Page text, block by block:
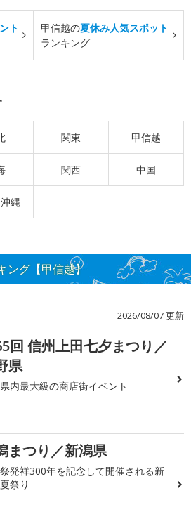
ト
甲信越の夏休み人気スポット
ランキング
関東 甲信越
関西 中国
縄
ング【甲信越】
2026/08/07 更新
回 信州上田七夕まつり／
県
内最大級の商店街イベント
まつり／新潟県
発祥300年を記念して開催される新
祭り